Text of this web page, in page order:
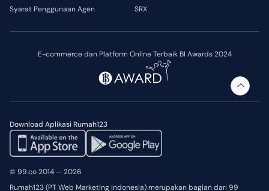
E-commerce dan Platform Online Terbaik BI Awards 2024
Download Aplikasi Rumah123
Syarat Penggunaan Agen SRX
© 99.co 2014 — 2026
Rumah123 (PT Web Marketing Indonesia) merupakan bagian dari 99